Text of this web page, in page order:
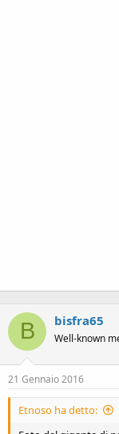
B bisfra65
Well-known
21 Gennaio 2016
Etnoso ha detto: